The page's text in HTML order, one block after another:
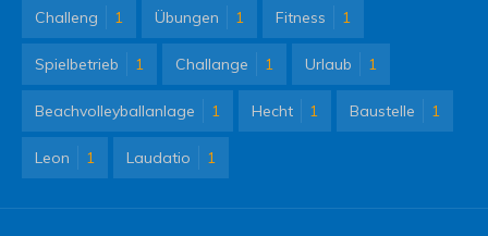
Challeng 1 Übungen 1 Fitness 1
Spielbetrieb 1 Challange 1 Urlaub 1
Beachvolleyballanlage 1 Hecht 1 Baustelle 1
Leon 1 Laudatio 1